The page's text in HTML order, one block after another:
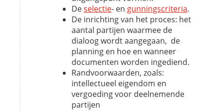
Deselectie- en gunningscriteria.
De inrichting van het proces: het
aantal partijen waarmee de
dialoog wordt aangegaan, de
planning en hoe en wanneer
documenten worden ingediend.
Randvoorwaarden, zoals:
intellectueel eigendom en
vergoeding voor deelnemende
partijen